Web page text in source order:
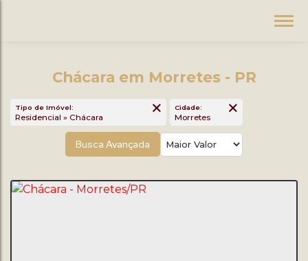
Chácara em Morretes - PR
Tipo de Imóvel:
Residencial » Chácara
Cidade:
Busca Avançada